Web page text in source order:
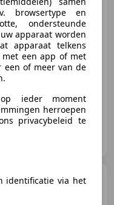
75 kW (102 PK)
Nemo1.4 HDi |
browsertype en
ondersteunde
apparaat worden
apparaat telkens
een app of met
een of meer van de
ieder moment
herroepen
privacybeleid te
identificatie via het